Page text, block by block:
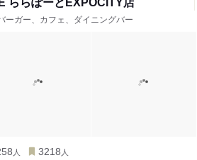
ららぽーとEXPOCITY店
ーガー、カフェ、ダイニングバー
人 3218 人